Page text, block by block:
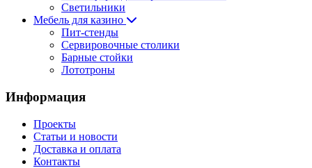
Светильники
Мебель для казино
Пит-стенды
Сервировочные столики
Барные стойки
Лототроны
Информация
Проекты
Статьи и новости
Доставка и оплата
Контакты